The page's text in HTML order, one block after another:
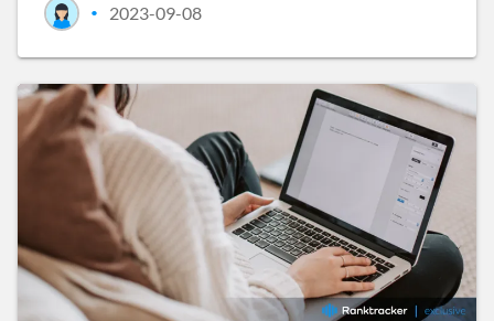
• 2023-09-08